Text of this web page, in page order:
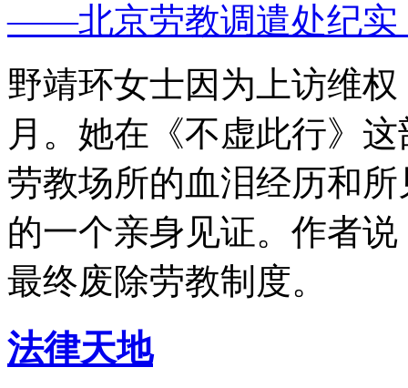
——北京劳教调遣处纪实
野靖环女士因为上访维
月。她在《不虚此行》
劳教场所的血泪经历和
的一个亲身见证。作者
最终废除劳教制度。
法律天地